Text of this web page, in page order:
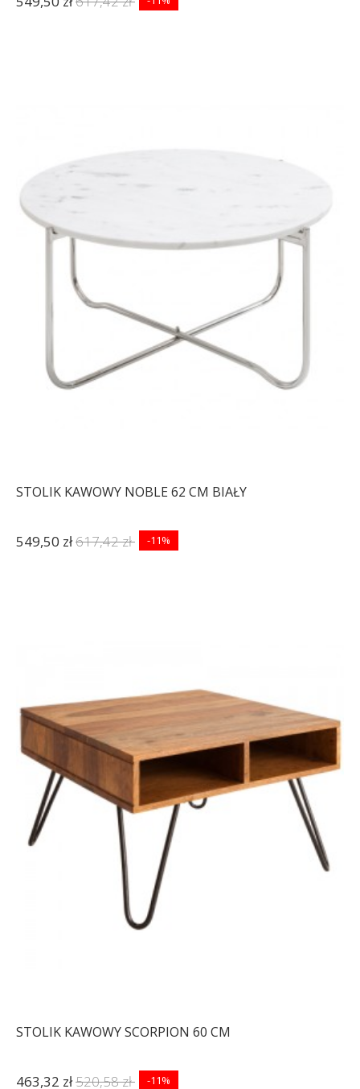
STOLIK KAWOWY NOBLE 62 CM BIAŁY
549,50 zł617,42 zł -11%
STOLIK KAWOWY SCORPION 60 CM
463,32 zł520,58 zł -11%